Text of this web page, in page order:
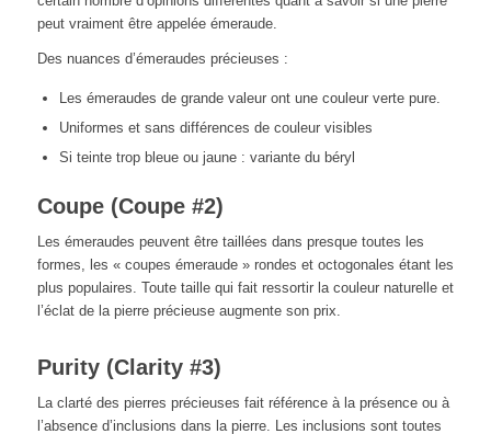
peut vraiment être appelée émeraude.
Des nuances d’émeraudes précieuses :
Les émeraudes de grande valeur ont une couleur verte pure.
Uniformes et sans différences de couleur visibles
Si teinte trop bleue ou jaune : variante du béryl
Coupe (Coupe #2)
Les émeraudes peuvent être taillées dans presque toutes les
formes, les « coupes émeraude » rondes et octogonales étant les
plus populaires. Toute taille qui fait ressortir la couleur naturelle et
l’éclat de la pierre précieuse augmente son prix.
Purity (Clarity #3)
La clarté des pierres précieuses fait référence à la présence ou à
l’absence d’inclusions dans la pierre. Les inclusions sont toutes